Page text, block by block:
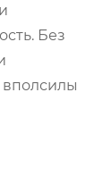
Без
вполсилы